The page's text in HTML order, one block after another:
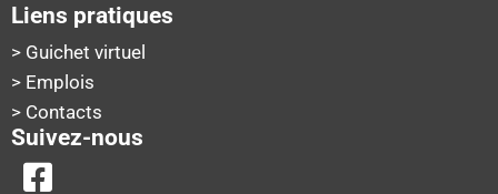
Liens pratiques
> Guichet virtuel
> Emplois
> Contacts
Suivez-nous